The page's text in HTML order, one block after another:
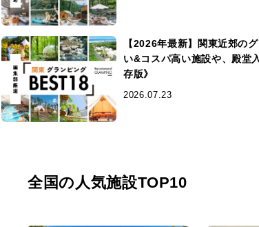
【2026年最新】関東近郊の
い&コスパ高い施設や、殿堂
存版》
2026.07.23
全国の人気施設TOP10